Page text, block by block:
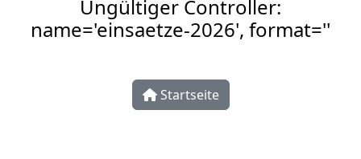
Ungültiger Controller:
name='einsaetze-2026', format=''
Startseite